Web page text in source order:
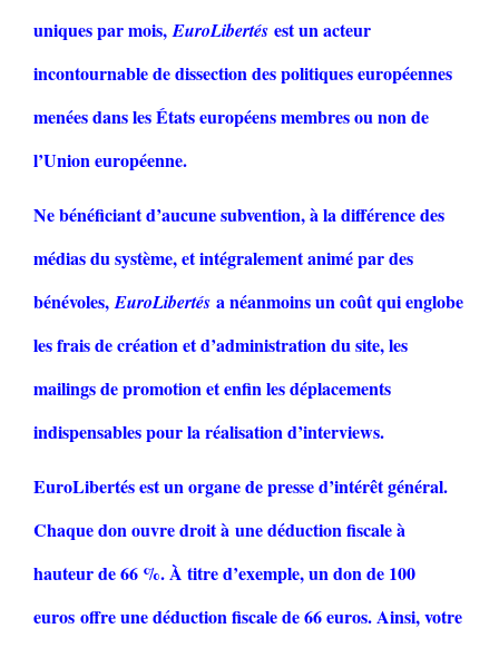
uniques par mois,EuroLibertés est un acteur
incontournable de dissection des politiques européennes
menées dans les États européens membres ou non de
l’Union européenne.
Ne bénéficiant d’aucune subvention, à la différence des
médias du système, et intégralement animé par des
bénévoles,EuroLibertés a néanmoins un coût qui englobe
les frais de création et d’administration du site, les
mailings de promotion et enfin les déplacements
indispensables pour la réalisation d’interviews.
EuroLibertés est un organe de presse d’intérêt général.
Chaque don ouvre droit à une déduction fiscale à
hauteur de 66 %. À titre d’exemple, un don de 100
euros offre une déduction fiscale de 66 euros. Ainsi, votre